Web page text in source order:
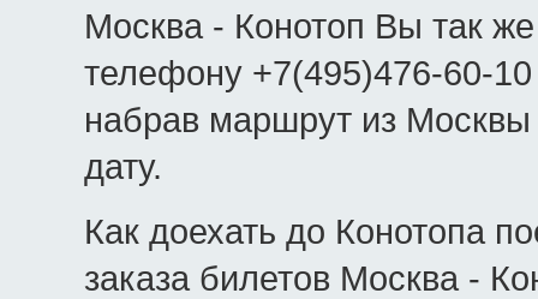
Москва - Конотоп Вы так
телефону +7(495)476-60-
набрав маршрут из
дату.
Как доехать до Конотопа
заказа билетов Москва -